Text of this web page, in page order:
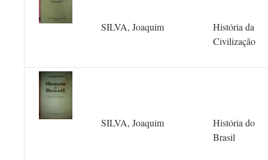
SILVA, Joaquim
História da
Civilização
SILVA, Joaquim
História do
Brasil